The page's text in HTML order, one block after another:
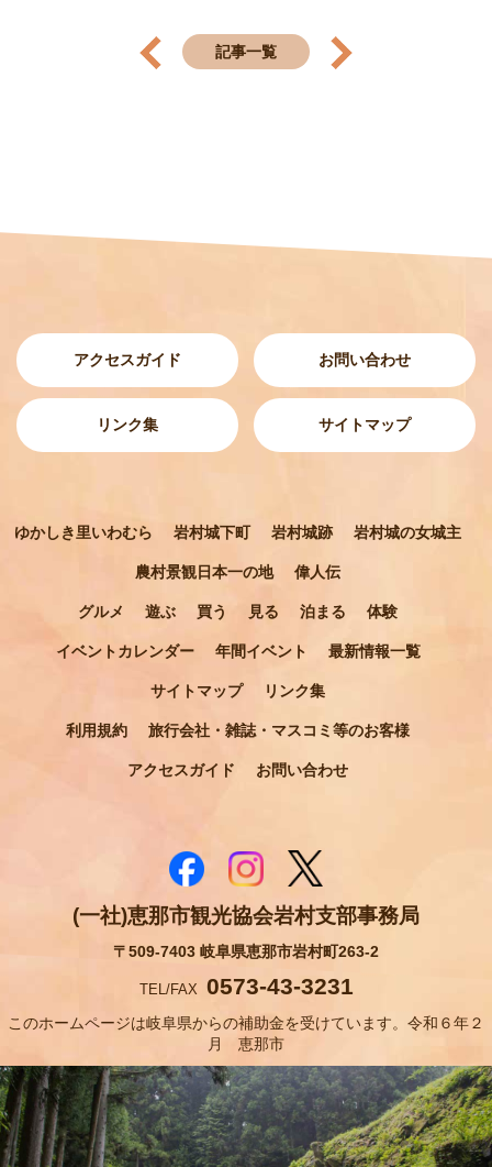
記事一覧
アクセスガイド お問い合わせ
リンク集 サイトマップ
ゆかしき里いわむら 岩村城下町 岩村城跡 岩村城の女城主
農村景観日本一の地 偉人伝
グルメ 遊ぶ 買う 見る 泊まる 体験
イベントカレンダー 年間イベント 最新情報一覧
サイトマップ リンク集
利用規約 旅行会社・雑誌・マスコミ等のお客様
アクセスガイド お問い合わせ
(一社)恵那市観光協会岩村支部事務局
〒509-7403 岐阜県恵那市岩村町263-2
TEL/FAX 0573-43-3231
このホームページは岐阜県からの補助金を受けています。令和６年２
月 恵那市